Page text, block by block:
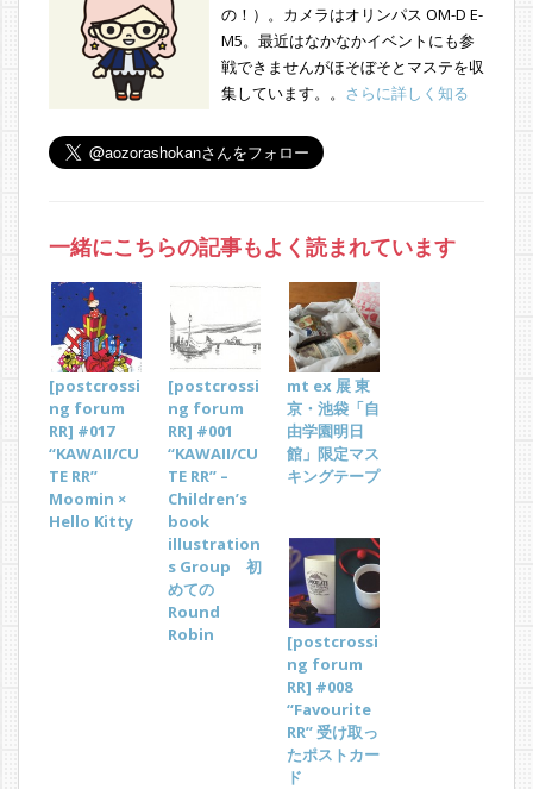
の！）。カメラはオリンパス OM-D E-
M5。最近はなかなかイベントにも参
戦できませんがほそぼそとマステを収
集しています。。 さらに詳しく知る
一緒にこちらの記事もよく読まれています
[postcrossi
ng forum
RR] #017
“KAWAII/CU
TE RR”
Moomin ×
Hello Kitty
[postcrossi
ng forum
RR] #001
“KAWAII/CU
TE RR” –
Children’s
book
illustration
s Group 初
めての
Round
Robin
mt ex 展 東
京・池袋「自
由学園明日
館」限定マス
キングテープ
[postcrossi
ng forum
RR] #008
“Favourite
RR” 受け取っ
たポストカー
ド